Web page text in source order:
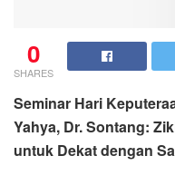
0
SHARES
Seminar Hari
Yahya, Dr. Sontang:
untuk Dekat dengan